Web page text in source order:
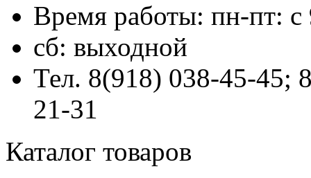
Время работы: пн-пт:
сб: выходной
Тел. 8(918) 038-45-45;
21-31
Каталог товаров